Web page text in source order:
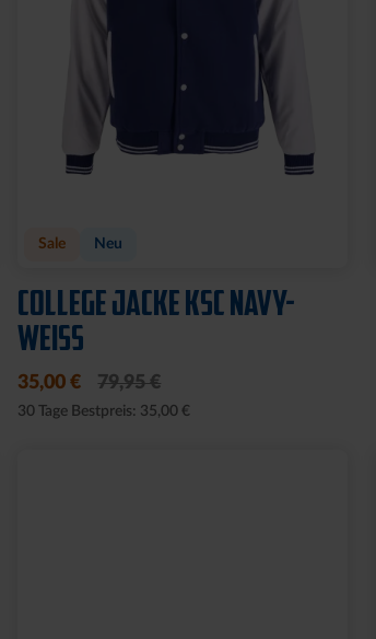
Sale Neu
COLLEGE JACKE KSC NAVY-
WEISS
35,00 € 79,95 €
30 Tage Bestpreis: 35,00 €